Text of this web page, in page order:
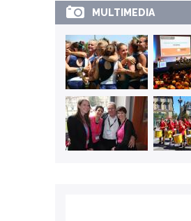
MULTIMEDIA